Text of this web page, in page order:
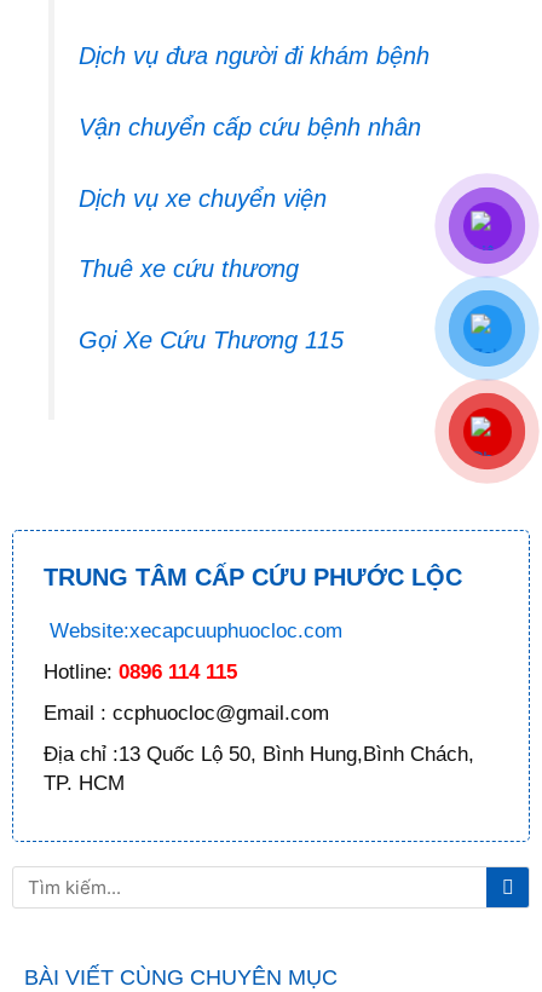
Dịch vụ đưa người đi khám bệnh
Vận chuyển cấp cứu bệnh nhân
Dịch vụ xe chuyển viện
Thuê xe cứu thương
Gọi Xe Cứu Thương 115
TRUNG TÂM CẤP CỨU PHƯỚC LỘC
Website:xecapcuuphuocloc.com
Hotline: 0896 114 115
Email : ccphuocloc@gmail.com
Địa chỉ :13 Quốc Lộ 50, Bình Hung,Bình Chách,
TP. HCM
Tìm
kiếm
BÀI VIẾT CÙNG CHUYÊN MỤC